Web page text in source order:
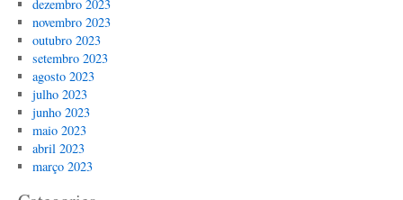
dezembro 2023
novembro 2023
outubro 2023
setembro 2023
agosto 2023
julho 2023
junho 2023
maio 2023
abril 2023
março 2023